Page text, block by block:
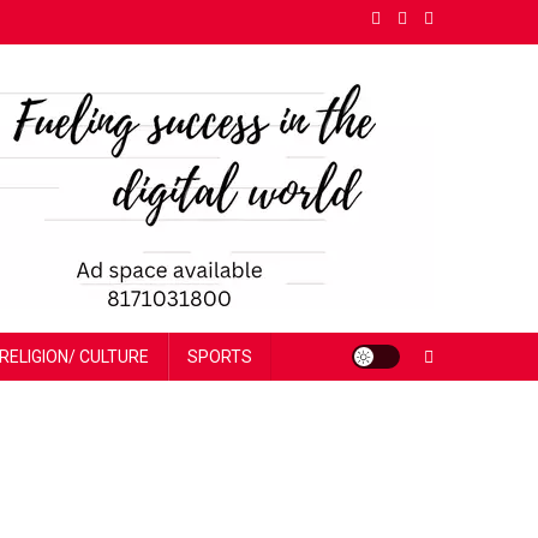
RELIGION/ CULTURE SPORTS